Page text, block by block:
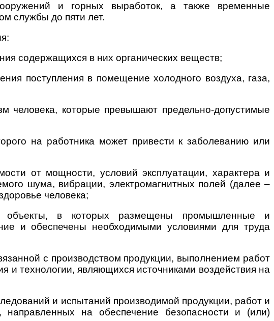
и горных выработок, а также временные
службы до пяти лет.
содержащихся в них органических веществ;
поступления в помещение холодного воздуха, газа,
человека, которые превышают предельно-допустимые
на работника может привести к заболеванию или
от мощности, условий эксплуатации, характера и
шума, вибрации, электромагнитных полей (далее –
человека;
объекты, в которых размещены промышленные и
и обеспечены необходимыми условиями для труда
с производством продукции, выполнением работ
и технологии, являющихся источниками воздействия на
и испытаний производимой продукции, работ и
на обеспечение безопасности и (или)